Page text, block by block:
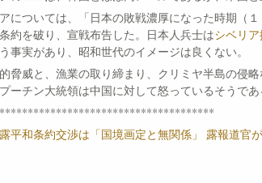
については、「日本の敗戦濃厚になった時期（
約を破り、宣戦布告した。日本人兵士はシベリ
事実があり、昭和世代のイメージは良くない。
脅威と、漁業の取り締まり、クリミヤ半島の侵
ーチン大統領は中国に対して怒っているそうであ
平和条約交渉は「国境画定と無関係」 露報道官